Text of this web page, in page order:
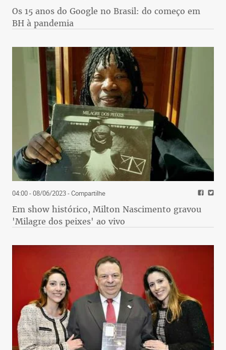
Os 15 anos do Google no Brasil: do começo em
BH à pandemia
04:00 - 08/06/2023- Compartilhe
Em show histórico, Milton Nascimento gravou
'Milagre dos peixes' ao vivo